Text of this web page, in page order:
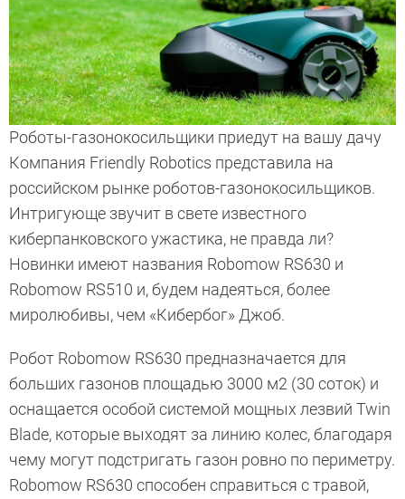
Роботы-газонокосильщики приедут на вашу дачу
Компания Friendly Robotics представила на
российском рынке роботов-газонокосильщиков.
Интригующе звучит в свете известного
киберпанковского ужастика, не правда ли?
Новинки имеют названия Robomow RS630 и
Robomow RS510 и, будем надеяться, более
миролюбивы, чем «Кибербог» Джоб.
Робот Robomow RS630 предназначается для
больших газонов площадью 3000 м2 (30 соток) и
оснащается особой системой мощных лезвий Twin
Blade, которые выходят за линию колес, благодаря
чему могут подстригать газон ровно по периметру.
Robomow RS630 способен справиться с травой,